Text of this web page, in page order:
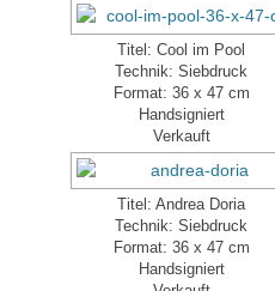
Titel: Cool im Pool
Technik: Siebdruck
Format: 36 x 47 cm
Handsigniert
Verkauft
Titel: Andrea Doria
Technik: Siebdruck
Format: 36 x 47 cm
Handsigniert